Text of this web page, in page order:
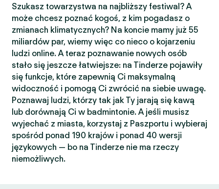
Szukasz towarzystwa na najbliższy festiwal? A
może chcesz poznać kogoś, z kim pogadasz o
zmianach klimatycznych? Na koncie mamy już 55
miliardów par, wiemy więc co nieco o kojarzeniu
ludzi online. A teraz poznawanie nowych osób
stało się jeszcze łatwiejsze: na Tinderze pojawiły
się funkcje, które zapewnią Ci maksymalną
widoczność i pomogą Ci zwrócić na siebie uwagę.
Poznawaj ludzi, którzy tak jak Ty jarają się kawą
lub dorównają Ci w badmintonie. A jeśli musisz
wyjechać z miasta, korzystaj z Paszportu i wybieraj
spośród ponad 190 krajów i ponad 40 wersji
językowych — bo na Tinderze nie ma rzeczy
niemożliwych.